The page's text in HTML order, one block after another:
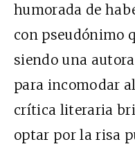
humorada de
con pseudónimo
siendo una
para incomodar
crítica literaria
optar por la risa